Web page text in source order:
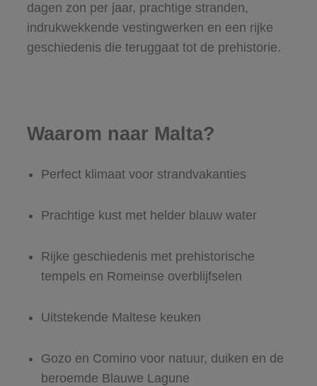
dagen zon per jaar, prachtige stranden,
indrukwekkende vestingwerken en een rijke
geschiedenis die teruggaat tot de prehistorie.
Waarom naar Malta?
Perfect klimaat voor strandvakanties
Prachtige kust met helder blauw water
Rijke geschiedenis met prehistorische
tempels en Romeinse overblijfselen
Uitstekende Maltese keuken
Gozo en Comino voor natuur, duiken en de
beroemde Blauwe Lagune